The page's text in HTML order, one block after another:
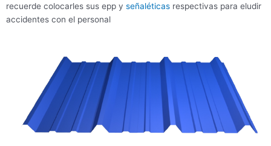
recuerde colocarles sus epp y señaléticas respectivas para eludir
accidentes con el personal